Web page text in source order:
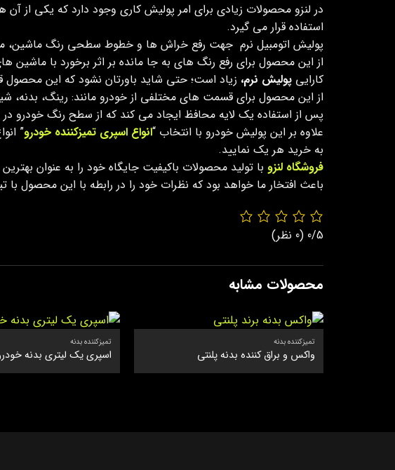
در لنزو محصولات زیادی برای امر پولیش کاری وجود دارد که یکی از
استفاده قرار می گیرد.
پولیش اتومبیل نرم جهت رفع خراش ها و خطوط سطحی رنگ ماشین،
از این محصول برای رفع رنگ های به جا مانده بر اثر برخورد با ماشین
کارایی پولیش نرم، زیاد است؛ حتی شاید باورتان نشود که این
از این محصول برای قسمت های مختلفی از خودرو مانند: رینگ،
پس از استفاده یک لایه محافظ ایجاد می کند که از سطح رنگ خودرو
علاوه بر این پولیش خودرو با انتخاب “انواع اسپری تمیزکننده خودرو”
به خرید هر یک نمایید.
فروشگاه لنزو با تولید محصولات باکیفیت جایگاه خود را به عنوان
باعث افتخار ما خواهد بود که نظرات خود را در رابطه با این محصول
0/5 (0 نظر)
محصولات مشابه
تمیزکننده بدنه
واکس و براق کننده بدنه پلنتی
تمیزکننده بدنه
اسپری یک لیتری بدنه